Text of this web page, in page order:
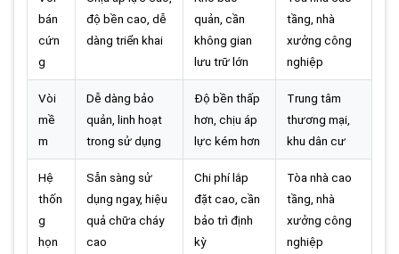
bán
cứn
g
độ bền cao, dễ
dàng triển khai
quản, cần
không gian
lưu trữ lớn
tầng, nhà
xưởng công
nghiệp
Vòi
mề
m
Dễ dàng bảo
quản, linh hoạt
trong sử dụng
Độ bền thấp
hơn, chịu áp
lực kém hơn
Trung tâm
thương mại,
khu dân cư
Hệ
thốn
g
họn
Sẵn sàng sử
dụng ngay, hiệu
quả chữa cháy
cao
Chi phí lắp
đặt cao, cần
bảo trì định
kỳ
Tòa nhà cao
tầng, nhà
xưởng công
nghiệp